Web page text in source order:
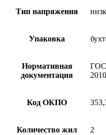
Тип напряжения
Упаковка
Нормативная
документация
2010
Код ОКПО
Количество жил 2